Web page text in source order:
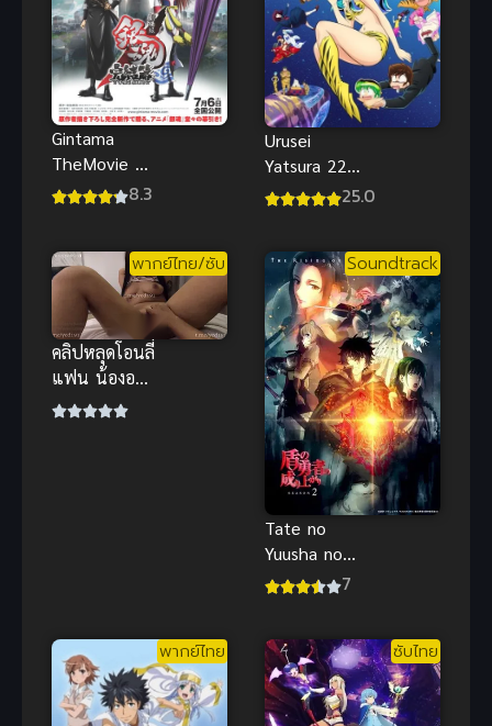
Gintama
TheMovie กิน
ทามะ เดอะ
พากย์ไทย
8.3
Urusei
Yatsura 22
ลามู ทรามวัย25.0
พากย์ไทย/ซับ
คลิปหลุดโอนลี่
แฟน น้องอา
วาย ผิวสีแทน
Soundtrack
Tate no
Yuusha no
Nariagari 2 ผู้
7
พากย์ไทย ซับไทย